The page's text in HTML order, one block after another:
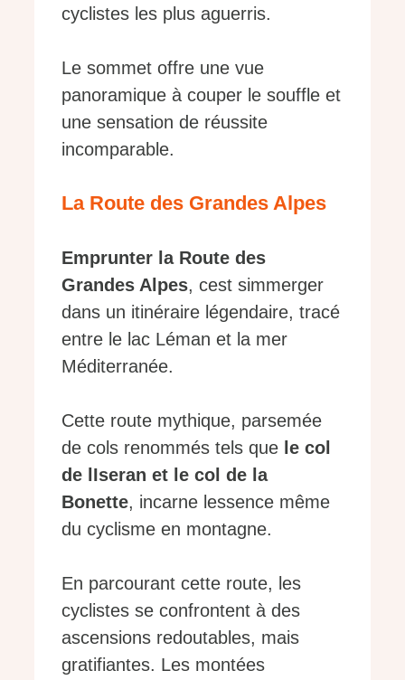
cyclistes les plus aguerris.
Le sommet offre une vue
panoramique à couper le souffle et
une sensation de réussite
incomparable.
La Route des Grandes Alpes
Emprunter la Route des
Grandes Alpes, cest simmerger
dans un itinéraire légendaire, tracé
entre le lac Léman et la mer
Méditerranée.
Cette route mythique, parsemée
de cols renommés tels que le col
de lIseran et le col de la
Bonette, incarne lessence même
du cyclisme en montagne.
En parcourant cette route, les
cyclistes se confrontent à des
ascensions redoutables, mais
gratifiantes. Les montées